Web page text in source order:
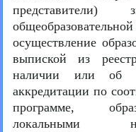
осуществление
выпиской из
наличии или об
аккредитации по
программе,
локальными